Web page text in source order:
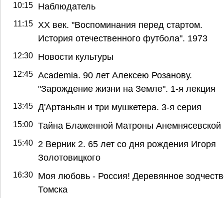
10:15 Наблюдатель
11:15
ХХ век. "Воспоминания перед стартом.
История отечественного футбола". 1973
12:30 Новости культуры
12:45 Academia. 90 лет Алексею Розанову.
"Зарождение жизни на Земле". 1-я лекция
13:45 Д'Артаньян и три мушкетера. 3-я серия
15:00 Тайна Блаженной Матроны Анемнясевской
15:40
2 Верник 2. 65 лет со дня рождения Игоря
Золотовицкого
16:30
Моя любовь - Россия! Деревянное
Томска